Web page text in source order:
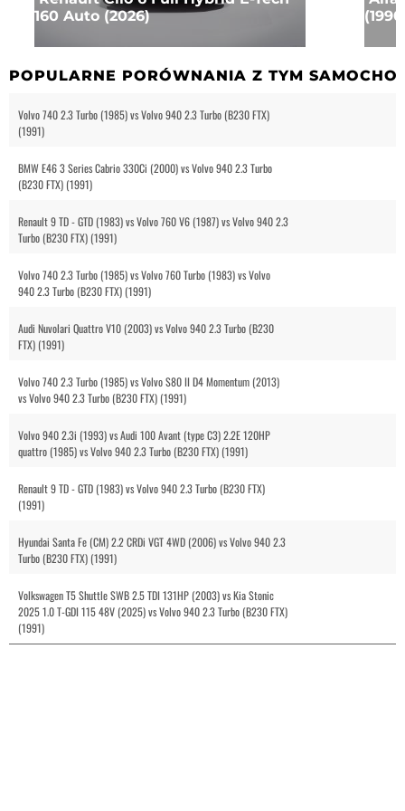
160 Auto (2026)
POPULARNE PORÓWNANIA Z TYM
Volvo 740 2.3 Turbo (1985) vs Volvo 940 2.3 Turbo (B230 FTX)
(1991)
BMW E46 3 Series Cabrio 330Ci (2000) vs Volvo 940 2.3 Turbo
(B230 FTX) (1991)
Renault 9 TD - GTD (1983) vs Volvo 760 V6 (1987) vs Volvo 940 2.3
Turbo (B230 FTX) (1991)
Volvo 740 2.3 Turbo (1985) vs Volvo 760 Turbo (1983) vs Volvo
940 2.3 Turbo (B230 FTX) (1991)
Audi Nuvolari Quattro V10 (2003) vs Volvo 940 2.3 Turbo (B230
FTX) (1991)
Volvo 740 2.3 Turbo (1985) vs Volvo S80 II D4 Momentum (2013)
vs Volvo 940 2.3 Turbo (B230 FTX) (1991)
Volvo 940 2.3i (1993) vs Audi 100 Avant (type C3) 2.2E 120HP
quattro (1985) vs Volvo 940 2.3 Turbo (B230 FTX) (1991)
Renault 9 TD - GTD (1983) vs Volvo 940 2.3 Turbo (B230 FTX)
(1991)
Hyundai Santa Fe (CM) 2.2 CRDi VGT 4WD (2006) vs Volvo 940 2.3
Turbo (B230 FTX) (1991)
Volkswagen T5 Shuttle SWB 2.5 TDI 131HP (2003) vs Kia Stonic
2025 1.0 T-GDI 115 48V (2025) vs Volvo 940 2.3 Turbo (B230 FTX)
(1991)